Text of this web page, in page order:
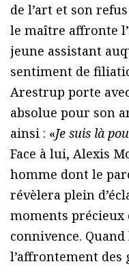
de l’art et son
le maître affronte
jeune assistant
sentiment de
Arestrup porte
absolue pour son
ainsi : «Je suis là
Face à lui, Alexis
homme dont le
révèlera plein
moments précieux
connivence.
l’affrontement